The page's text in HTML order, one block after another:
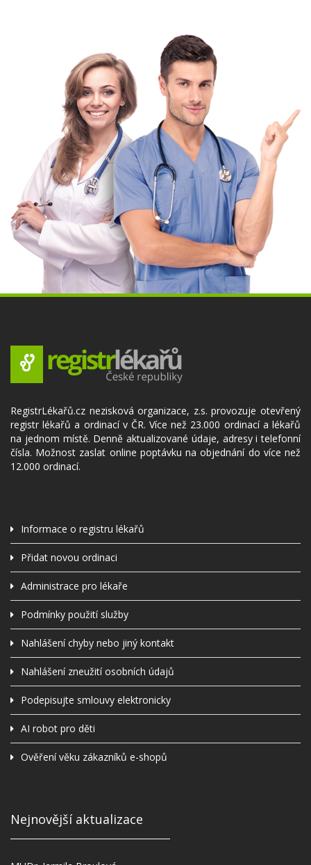
RegistrLékařů.cz nezisková organizace, z.s. provozuje otevřený
registr lékařů a ordinací v ČR. Více než 23.000 ordinací a lékařů
na jednom místě. Denně aktualizované údaje, adresy i telefonní
čísla. Možnost zaslat online poptávku na objednání do více než
12.000 ordinací.
Informace o registru lékařů
Přidat novou ordinaci
Administrace pro lékaře
Podmínky použití služby
Nahlášení chyby nebo jiný kontakt
Nahlášení zneužití osobních údajů
Podepisujte smlouvy elektronicky
AI robot pro děti
Ověření věku zákazníků e-shopů
Nejnovější aktualizace